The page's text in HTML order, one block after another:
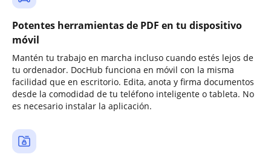
Potentes herramientas de PDF en tu dispositivo
móvil
Mantén tu trabajo en marcha incluso cuando estés lejos de
tu ordenador. DocHub funciona en móvil con la misma
facilidad que en escritorio. Edita, anota y firma documentos
desde la comodidad de tu teléfono inteligente o tableta. No
es necesario instalar la aplicación.